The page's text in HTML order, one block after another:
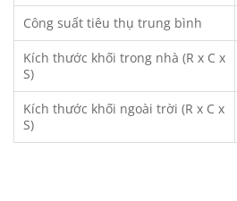
Công suất tiêu thụ trung bình
Kích thước khối trong nhà (R x C x
S)
Kích thước khối ngoài trời (R x C x
S)